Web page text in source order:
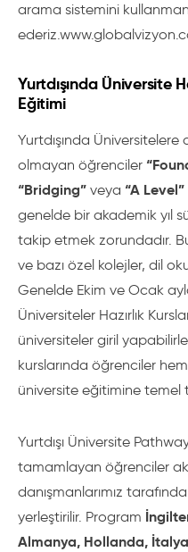
arama sistemini
Yurtdışında Üniversite
Eğitimi
Yurtdışında
olmayan öğrenciler
“Bridging” veya “A Level”
genelde bir akademik yıl
takip etmek zorundadır.
ve bazı özel kolejler, dil
Genelde Ekim ve Ocak
Üniversiteler Hazırlık
üniversiteler giril
kurslarında öğrenciler
üniversite eğitimine temel
Yurtdışı Üniversite
tamamlayan öğrenciler
danışmanlarımız
yerleştirilir. Program
Almanya, Hollanda,